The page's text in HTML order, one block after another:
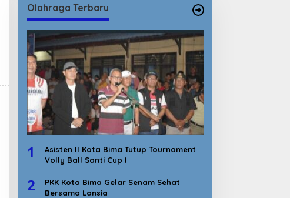
Olahraga Terbaru
1
Asisten II Kota Bima Tutup Tournament
Volly Ball Santi Cup I
2
PKK Kota Bima Gelar Senam Sehat
Bersama Lansia